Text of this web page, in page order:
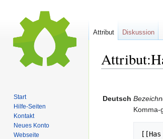
Deutsch
Komma-
Attribut Diskussion
Start
Hilfe-Seiten
Kontakt
Neues Konto
Webseite